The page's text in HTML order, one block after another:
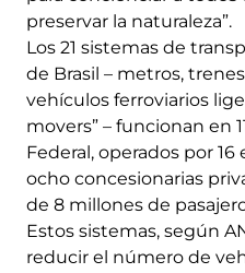
preservar la naturaleza”.
Los 21 sistemas de
de Brasil – metros,
vehículos ferroviarios
movers” – funcionan en
Federal, operados por
ocho concesionarias
de 8 millones de
Estos sistemas, según
reducir el número de